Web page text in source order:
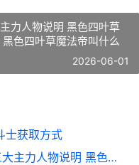
力人物说明 黑色四叶草
色四叶草魔法帝叫什么
2026-06-01
士获取方式
黑色四叶草魔法帝之道三大主力人物说明 黑色四叶草手机游戏三大主力人物同享 黑色四叶草魔法帝之道角色强度